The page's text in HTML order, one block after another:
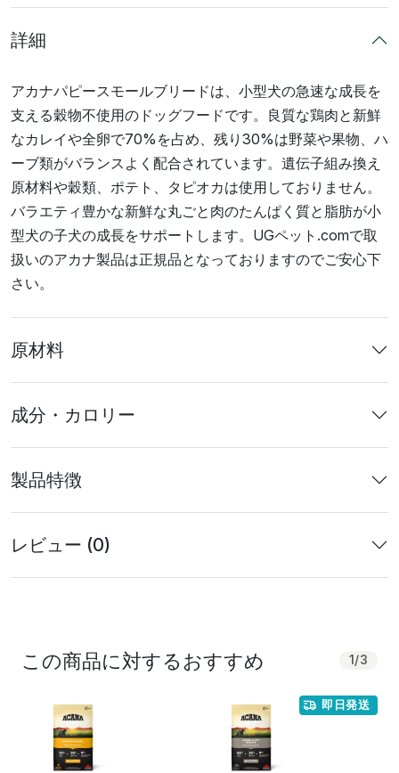
詳細
アカナパピースモールブリードは、小型犬の急速な成長を
支える穀物不使用のドッグフードです。良質な鶏肉と新鮮
なカレイや全卵で70%を占め、残り30%は野菜や果物、ハ
ーブ類がバランスよく配合されています。遺伝子組み換え
原材料や穀類、ポテト、タピオカは使用しておりません。
バラエティ豊かな新鮮な丸ごと肉のたんぱく質と脂肪が小
型犬の子犬の成長をサポートします。UGペット.comで取
扱いのアカナ製品は正規品となっておりますのでご安心下
さい。
原材料
成分・カロリー
製品特徴
レビュー (0)
この商品に対するおすすめ 1 /3
即日発送